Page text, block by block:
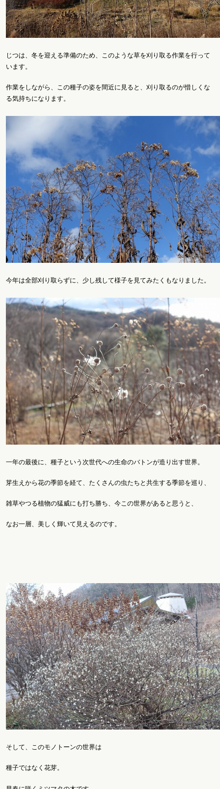
じつは、冬を迎える準備のため、このような草を刈り取る作業を行って
います。
作業をしながら、この種子の姿を間近に見ると、刈り取るのが惜しくな
る気持ちになります。
今年は全部刈り取らずに、少し残して様子を見てみたくもなりました。
一年の最後に、種子という次世代への生命のバトンが造り出す世界。
芽生えから花の季節を経て、たくさんの虫たちと共生する季節を巡り、
雑草やつる植物の猛威にも打ち勝ち、今この世界があると思うと、
なお一層、美しく輝いて見えるのです。
そして、このモノトーンの世界は
種子ではなく花芽。